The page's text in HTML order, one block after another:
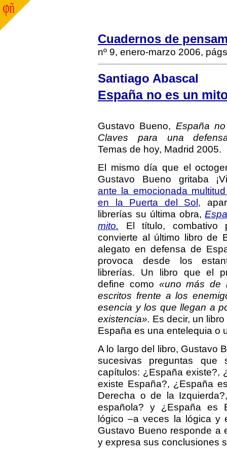
Cuadernos de
nº 9, enero-marzo 2006,
Santiago Abascal
España no es un
Gustavo Bueno, España
Claves para una
Temas de hoy, Madrid 2005.
El mismo día que el
Gustavo Bueno gritaba
ante la emocionada
en la Puerta del Sol,
librerías su última obra,
mito. El título, combativo
convierte al último libro de
alegato en defensa de
provoca desde los
librerías. Un libro que el
define como «uno más de
escritos frente a los
esencia y los que llegan a
existencia». Es decir, un
España es una entelequia o
A lo largo del libro, Gustavo
sucesivas preguntas
capítulos: ¿España existe?,
existe España?, ¿España
Derecha o de la
española? y ¿España es
lógico –a veces la lógica y
Gustavo Bueno responde a
y expresa sus conclusiones